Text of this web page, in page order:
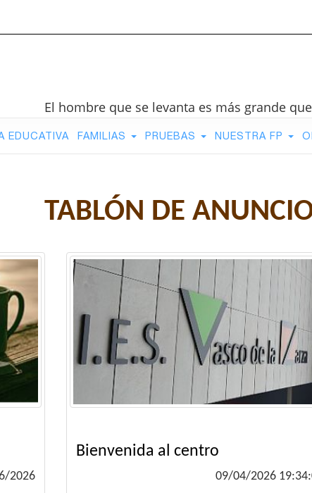
El hombre que se levanta es más grande
EDUCATIVA FAMILIAS PRUEBAS NUESTRA FP
TABLÓN DE
2026
Bienvenida al centro
09/04/2026